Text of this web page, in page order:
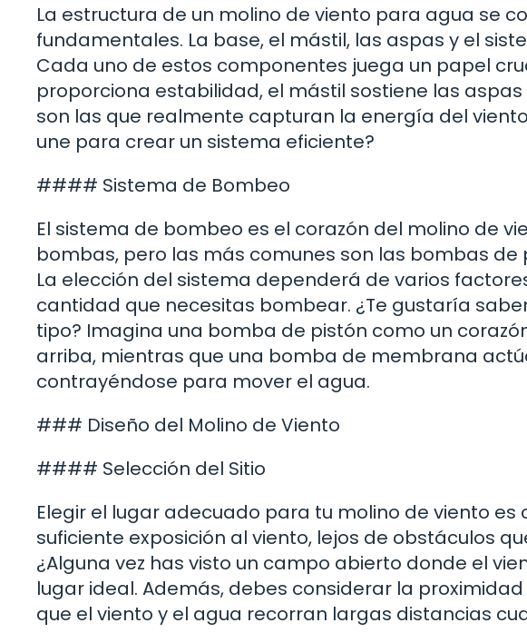
La estructura de un molino de viento para agua se
fundamentales. La base, el mástil, las aspas y el
Cada uno de estos componentes juega un papel
proporciona estabilidad, el mástil sostiene las
son las que realmente capturan la energía del
une para crear un sistema eficiente?
#### Sistema de Bombeo
El sistema de bombeo es el corazón del molino de
bombas, pero las más comunes son las bombas
La elección del sistema dependerá de varios
cantidad que necesitas bombear. ¿Te gustaría
tipo? Imagina una bomba de pistón como un
arriba, mientras que una bomba de membrana
contrayéndose para mover el agua.
### Diseño del Molino de Viento
#### Selección del Sitio
Elegir el lugar adecuado para tu molino de viento es
suficiente exposición al viento, lejos de obstáculos
¿Alguna vez has visto un campo abierto donde el
lugar ideal. Además, debes considerar la
que el viento y el agua recorran largas distancias